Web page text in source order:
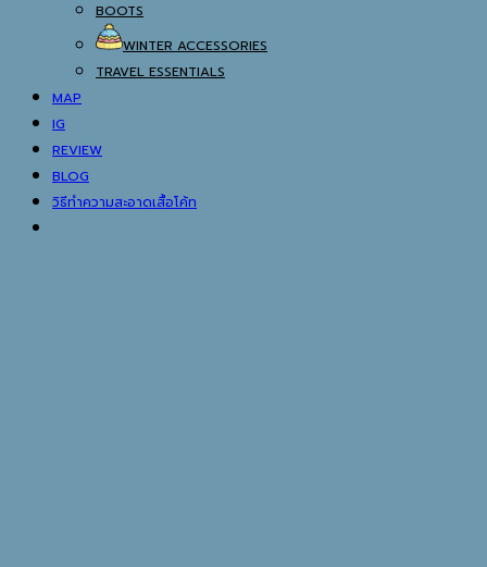
BOOTS
WINTER ACCESSORIES
TRAVEL ESSENTIALS
MAP
IG
REVIEW
BLOG
วิธีทำความสะอาดเสื้อโค้ท